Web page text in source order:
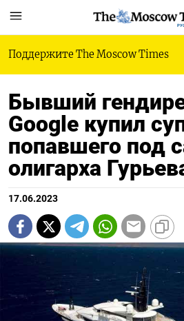
Поддержите The Moscow Times
Бывший
Google купил
попавшего под
олигарха
17.06.2023